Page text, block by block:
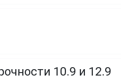
10.9 и 12.9